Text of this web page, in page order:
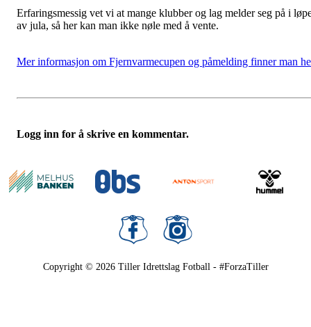
Erfaringsmessig vet vi at mange klubber og lag melder seg på i
av jula, så her kan man ikke nøle med å vente.
Mer informasjon om Fjernvarmecupen og påmelding finner man
Logg inn for å skrive en kommentar.
Copyright © 2026 Tiller Idrettslag Fotball - #ForzaTiller